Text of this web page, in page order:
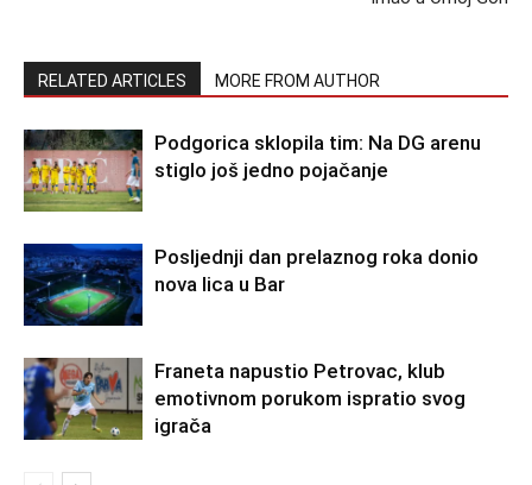
RELATED ARTICLES MORE FROM AUTHOR
Podgorica sklopila tim: Na DG arenu
stiglo još jedno pojačanje
Posljednji dan prelaznog roka donio
nova lica u Bar
Franeta napustio Petrovac, klub
emotivnom porukom ispratio svog
igrača